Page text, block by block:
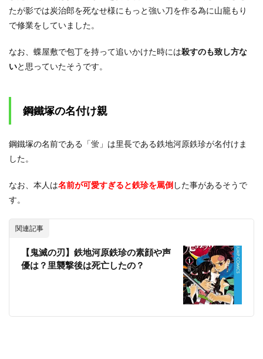
たが影では炭治郎を死なせ様にもっと強い刀を作る為に山籠もり
で修業をしていました。
なお、蝶屋敷で包丁を持って追いかけた時には殺すのも致し方な
いと思っていたそうです。
鋼鐵塚の名付け親
鋼鐵塚の名前である「蛍」は里長である鉄地河原鉄珍が名付けま
した。
なお、本人は名前が可愛すぎると鉄珍を罵倒した事があるそうで
す。
関連記事
【鬼滅の刃】鉄地河原鉄珍の素顔や声
優は？里襲撃後は死亡したの？